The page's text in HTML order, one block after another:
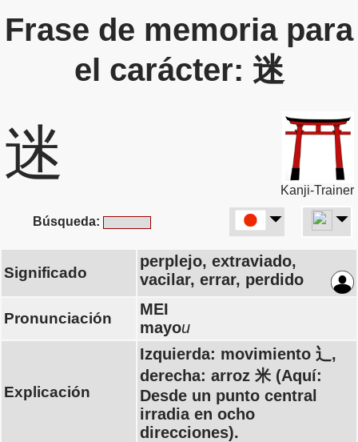
Frase de memoria para
el carácter: 迷
迷
Kanji-Trainer
Búsqueda:
Significado
perplejo, extraviado,
vacilar, errar, perdido
Pronunciación
MEI
mayou
Explicación
Izquierda: movimiento 辶,
derecha: arroz 米 (Aquí:
Desde un punto central
irradia en ocho
direcciones).